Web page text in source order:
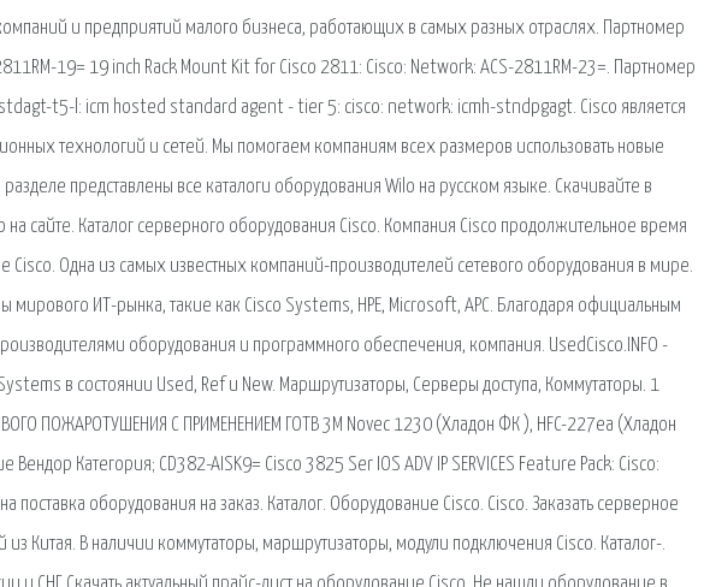
и предприятий малого бизнеса, работающих в самых разных отраслях. Партномер
19= 19 inch Rack Mount Kit for Cisco 2811: Cisco: Network: ACS-2811RM-23=. Партномер
t5-l: icm hosted standard agent - tier 5: cisco: network: icmh-stndpgagt. Cisco является
технологий и сетей. Мы помогаем компаниям всех размеров использовать новые
представлены все каталоги оборудования Wilo на русском языке. Скачивайте в
сайте. Каталог серверного оборудования Cisco. Компания Cisco продолжительное время
Cisco. Одна из самых известных компаний-производителей сетевого оборудования в мире.
мирового ИТ-рынка, такие как Cisco Systems, HPE, Microsoft, APC. Благодаря официальным
оборудования и программного обеспечения, компания. UsedCisco.INFO -
в состоянии Used, Ref и New. Маршрутизаторы, Серверы доступа, Коммутаторы. 1
ПОЖАРОТУШЕНИЯ С ПРИМЕНЕНИЕМ ГОТВ 3M Novec 1230 (Хладон ФК ), HFC-227ea (Хладон
Категория; CD382-AISK9= Cisco 3825 Ser IOS ADV IP SERVICES Feature Pack: Cisco:
поставка оборудования на заказ. Каталог. Оборудование Cisco. Cisco. Заказать серверное
из Китая. В наличии коммутаторы, маршрутизаторы, модули подключения Cisco. Каталог-.